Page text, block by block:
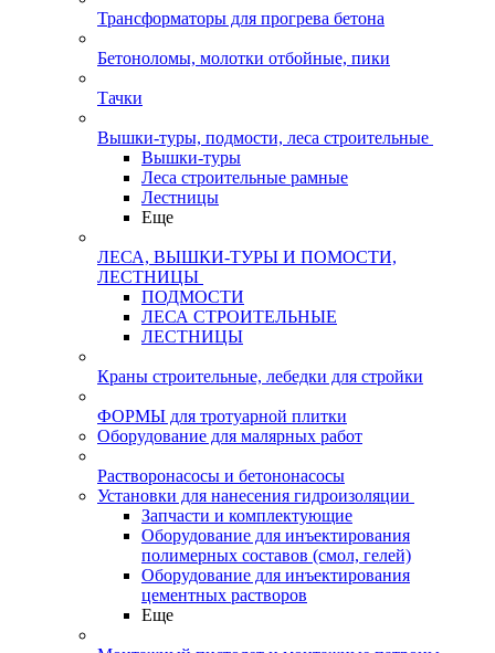
Трансформаторы для прогрева бетона
Бетоноломы, молотки отбойные, пики
Тачки
Вышки-туры, подмости, леса строительные
Вышки-туры
Леса строительные рамные
Лестницы
Еще
ЛЕСА, ВЫШКИ-ТУРЫ И ПОМОСТИ,
ЛЕСТНИЦЫ
ПОДМОСТИ
ЛЕСА СТРОИТЕЛЬНЫЕ
ЛЕСТНИЦЫ
Краны строительные, лебедки для стройки
ФОРМЫ для тротуарной плитки
Оборудование для малярных работ
Растворонасосы и бетононасосы
Установки для нанесения гидроизоляции
Запчасти и комплектующие
Оборудование для инъектирования
полимерных составов (смол, гелей)
Оборудование для инъектирования
цементных растворов
Еще